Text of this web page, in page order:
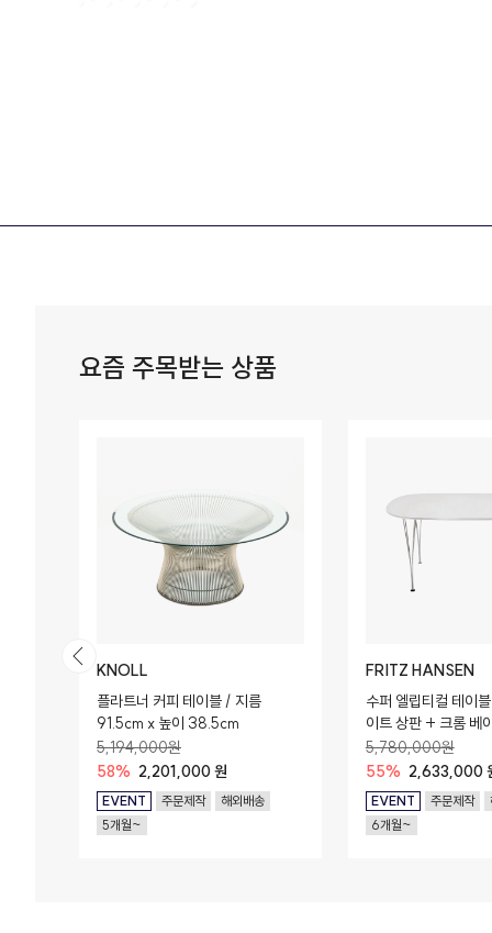
요즘 주목받는 상품
KNOLL
플라트너 커피 테이블 / 지름
91.5cm x 높이 38.5cm
5,194,000원
58% 2,201,000 원
EVENT 주문제작
해외배송
5개월~
FRITZ HANSEN
수퍼 엘립티컬 테이
이트 상판 + 크롬 베
x 100cm x 72cm
5,780,000원
55% 2,633,000
EVENT 주문제작
6개월~